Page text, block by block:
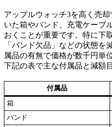
アップルウォッチ3を高く売
いた箱やバンド、充電ケーブ
おくことが重要です。特に下
「バンド欠品」などの状態を
属品の有無で価格が数千円単
下記の表で主な付属品と減額
付属品
箱
バンド